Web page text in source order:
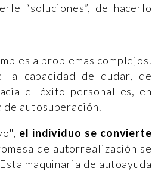
“soluciones”, de hacerlo
a problemas complejos.
la capacidad de dudar, de
el éxito personal es, en
autosuperación.
el individuo se convierte
de autorrealización se
maquinaria de autoayuda